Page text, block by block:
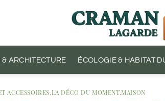
ARCHITECTURE ÉCOLOGIE & HABITAT
ACCESSOIRES,LA DÉCO DU MOMENT,MAISON